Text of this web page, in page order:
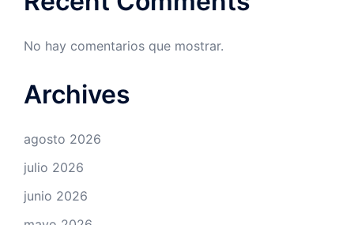
No hay comentarios que mostrar.
Archives
agosto 2026
julio 2026
junio 2026